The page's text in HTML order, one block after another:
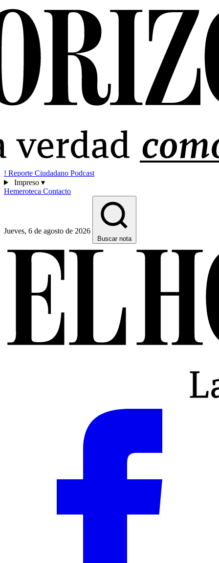
! Reporte Ciudadano Podcast
Impreso ▾
Hemeroteca Contacto
Jueves, 6 de agosto de 2026
Buscar nota